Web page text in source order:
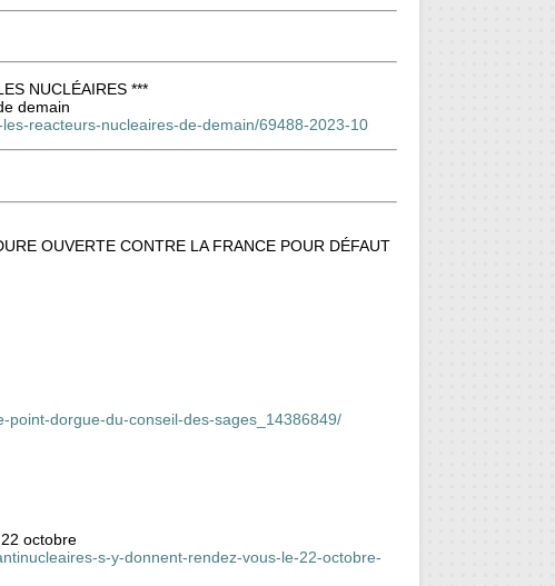
NUCLÉAIRES ***
demain
reacteurs-nucleaires-de-demain/69488-2023-10
OUVERTE CONTRE LA FRANCE POUR DÉFAUT
point-dorgue-du-conseil-des-sages_14386849/
octobre
s-y-donnent-rendez-vous-le-22-octobre-